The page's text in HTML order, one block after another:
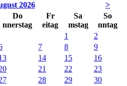
2026
>
Do
nnerstag
Fr
eitag
Sa
mstag
So
nntag
1
2
7 8
9
14 15
16
21 22
23
28 29
30